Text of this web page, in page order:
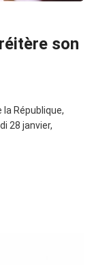
son
République,
28 janvier,